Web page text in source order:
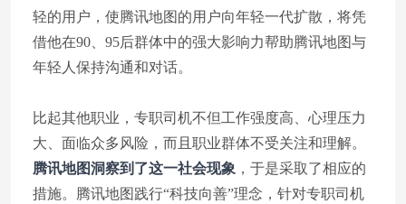
轻的用户，使腾讯地图的用户向年轻一代扩散，将凭
借他在90、95后群体中的强大影响力帮助腾讯地图与
年轻人保持沟通和对话。
比起其他职业，专职司机不但工作强度高、心理压力
大、面临众多风险，而且职业群体不受关注和理解。
腾讯地图洞察到了这一社会现象 ，于是采取了相应的
措施。腾讯地图践行“科技向善”理念，针对专职司机